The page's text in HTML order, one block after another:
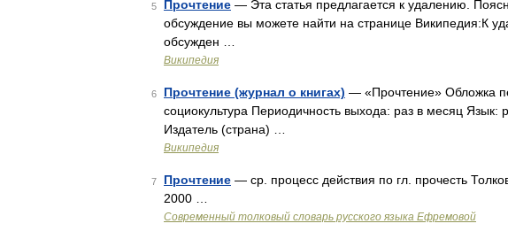
5 Прочтение — Эта статья предлагается к удалению.
обсуждение вы можете найти на странице Википедия:К
обсужден …
Википедия
6 Прочтение (журнал о книгах) — «Прочтение» Обложка
социокультура Периодичность выхода: раз в месяц Язык:
Издатель (страна) …
Википедия
7 Прочтение — ср. процесс действия по гл. прочесть
2000 …
Современный толковый словарь русского языка Ефремовой